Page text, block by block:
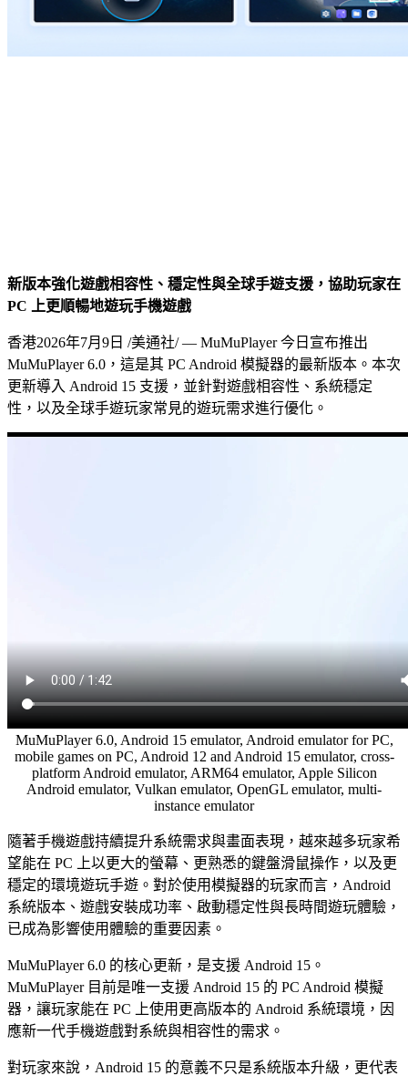
新版本強化遊戲相容性、穩定性與全球手遊支援，協助玩家在
PC
上更順暢地遊玩手機遊戲
香港2026年7月9日 /美通社/ — MuMuPlayer 今日宣布推出
MuMuPlayer 6.0，這是其 PC Android 模擬器的最新版本。本次
更新導入 Android 15 支援，並針對遊戲相容性、系統穩定
性，以及全球手遊玩家常見的遊玩需求進行優化。
MuMuPlayer 6.0, Android 15 emulator, Android emulator for PC,
mobile games on PC, Android 12 and Android 15 emulator, cross-
platform Android emulator, ARM64 emulator, Apple Silicon
Android emulator, Vulkan emulator, OpenGL emulator, multi-
instance emulator
隨著手機遊戲持續提升系統需求與畫面表現，越來越多玩家希
望能在 PC 上以更大的螢幕、更熟悉的鍵盤滑鼠操作，以及更
穩定的環境遊玩手遊。對於使用模擬器的玩家而言，Android
系統版本、遊戲安裝成功率、啟動穩定性與長時間遊玩體驗，
已成為影響使用體驗的重要因素。
MuMuPlayer 6.0 的核心更新，是支援 Android 15。
MuMuPlayer 目前是唯一支援 Android 15 的 PC Android 模擬
器，讓玩家能在 PC 上使用更高版本的 Android 系統環境，因
應新一代手機遊戲對系統與相容性的需求。
對玩家來說，Android 15 的意義不只是系統版本升級，更代表